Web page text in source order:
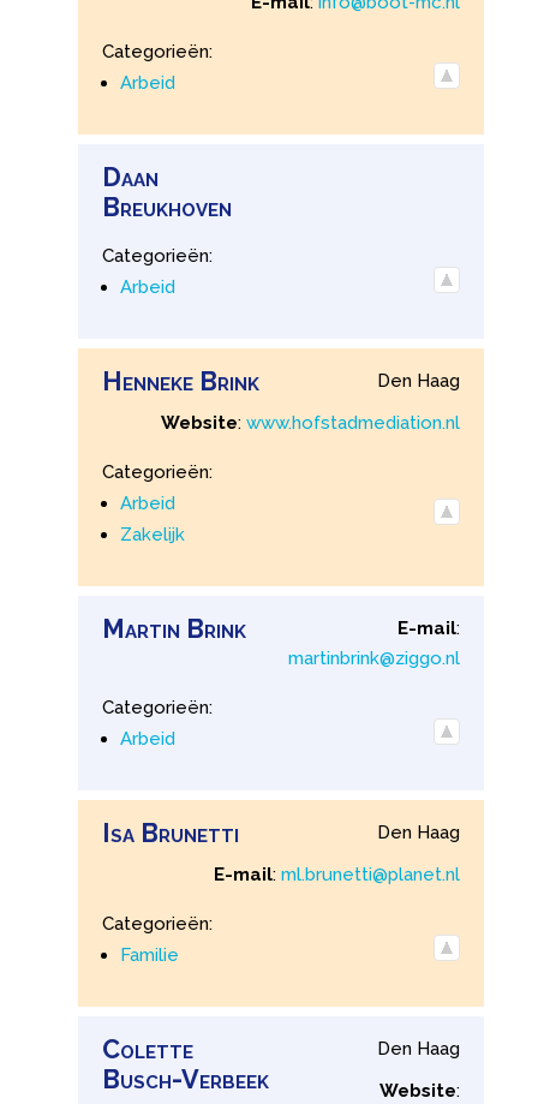
Categorieën:
Arbeid
Daan
Breukhoven
Categorieën:
Arbeid
Henneke Brink
Den Haag
Website: www.hofstadmediation.nl
Categorieën:
Arbeid
Zakelijk
Martin Brink E-mail:
martinbrink@ziggo.nl
Categorieën:
Arbeid
Isa Brunetti
Den Haag
E-mail: ml.brunetti@planet.nl
Categorieën:
Familie
Colette
Busch-Verbeek
Den Haag
Website: